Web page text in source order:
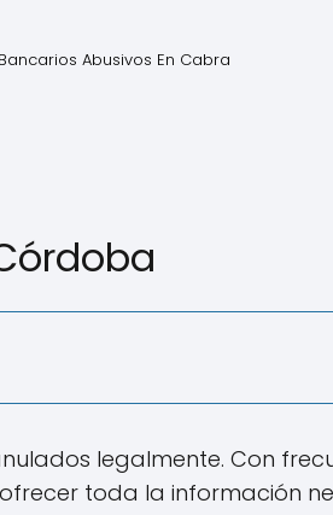
Abusivos En Cabra
legalmente. Con
toda la información